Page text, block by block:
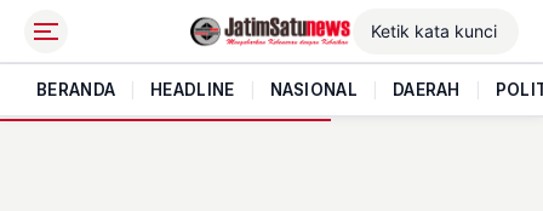
BERANDA HEADLINE NASIONAL DAERAH